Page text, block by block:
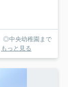
もっと見る